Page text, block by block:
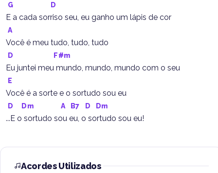
G D
E a cada sorriso seu, eu ganho um lápis de cor
A
Você é meu tudo, tudo, tudo
D F#m
Eu juntei meu mundo, mundo, mundo com o seu
E
Você é a sorte e o sortudo sou eu
D Dm A B7 D Dm
...E o sortudo sou eu, o sortudo sou eu!
Acordes Utilizados